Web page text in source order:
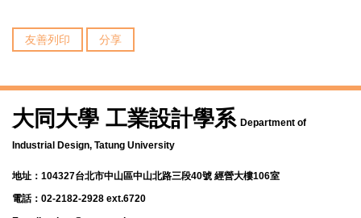
友善列印 分享
大同大學 工業設計學系 Department of
Industrial Design, Tatung University
地址：104327台北市中山區中山北路三段40號 經營大樓106室
電話：02-2182-2928 ext.6720